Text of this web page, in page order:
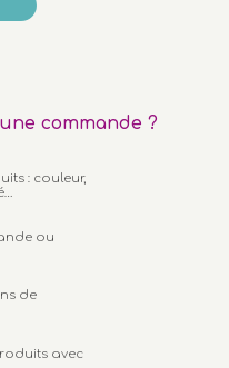
commande ?
: couleur,
ou
de
avec